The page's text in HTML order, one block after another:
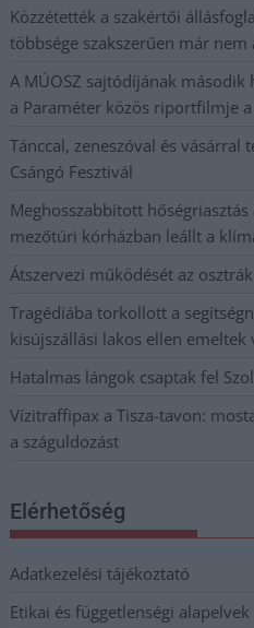
Közzétették a szakértői
többsége szakszerűen már nem
A MÚOSZ sajtódíjának
a Paraméter közös riportfilmje a
Tánccal, zeneszóval és vásárral
Csángó Fesztivál
Meghosszabbított
mezőtúri kórházban leállt a
Átszervezi működését az
Tragédiába torkollott a
kisújszállási lakos ellen emeltek
Hatalmas lángok csaptak fel
Vízitraffipax a Tisza-tavon:
a száguldozást
Elérhetőség
Adatkezelési tájékoztató
Etikai és függetlenségi alapelvek